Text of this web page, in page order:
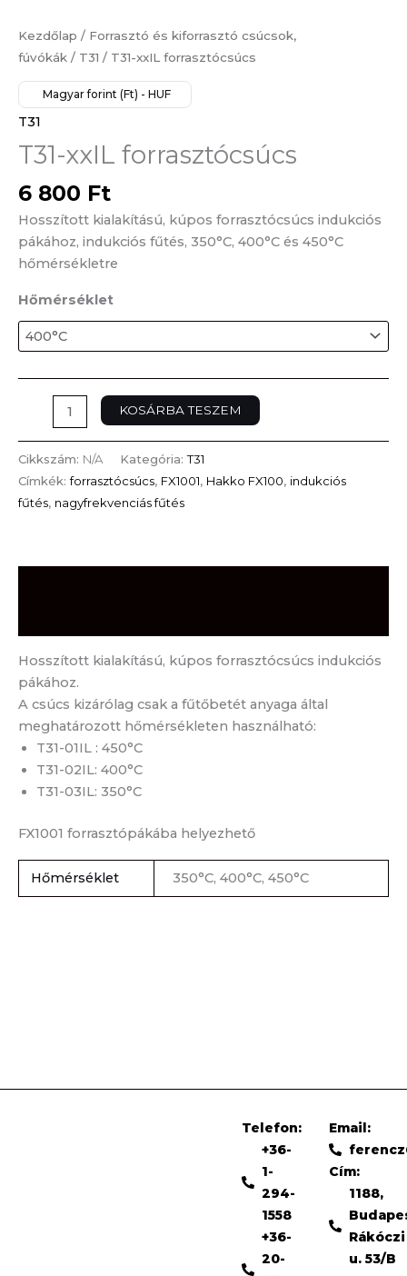
Kezdőlap / Forrasztó és kiforrasztó csúcsok,
fúvókák / T31 / T31-xxIL forrasztócsúcs
Magyar forint (Ft) - HUF
T31
T31-xxIL forrasztócsúcs
6 800 Ft
Hosszított kialakítású, kúpos forrasztócsúcs indukciós
pákához, indukciós fűtés, 350°C, 400°C és 450°C
hőmérsékletre
Hőmérséklet
forrasztócsúcs
mennyiség
KOSÁRBA TESZEM
Cikkszám: N/A Kategória:T31
Címkék:forrasztócsúcs, FX1001, Hakko FX100, indukciós
fűtés, nagyfrekvenciás fűtés
Hosszított kialakítású, kúpos forrasztócsúcs indukciós
pákához.
A csúcs kizárólag csak a fűtőbetét anyaga által
meghatározott hőmérsékleten használható:
T31-01IL : 450°C
T31-02IL: 400°C
T31-03IL: 350°C
FX1001 forrasztópákába helyezhető
Hőmérséklet 350°C, 400°C, 450°C
Telefon:
+36-
1-
294-
1558
+36-
20-
Email:
Cím:
1188,
Rákóczi
u. 53/B